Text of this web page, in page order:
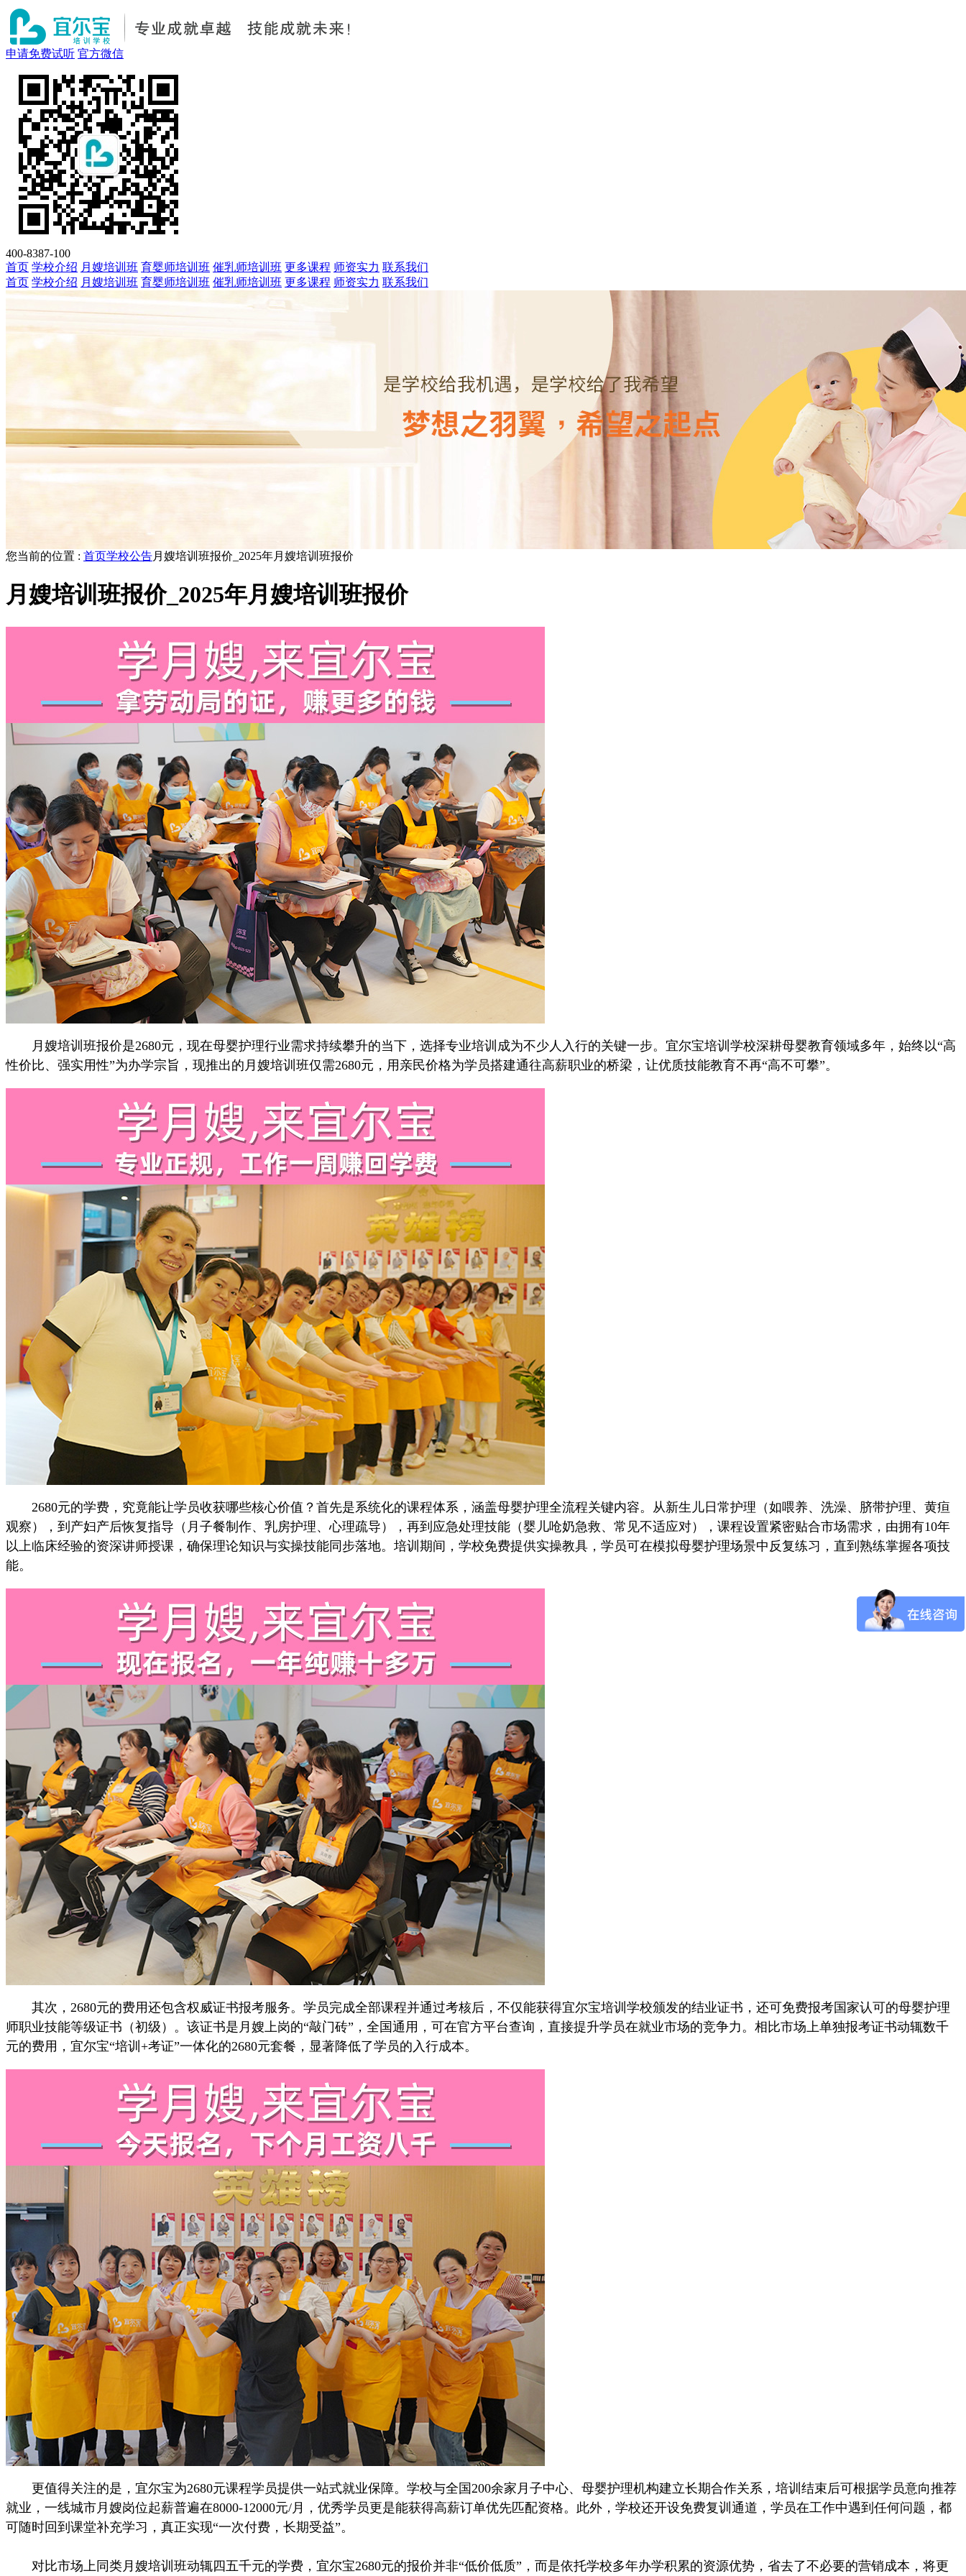
申请免费试听 官方微信
400-8387-100
首页 学校介绍 月嫂培训班 育婴师培训班 催乳师培训班 更多课程 师资实力 联系我们
首页 学校介绍 月嫂培训班 育婴师培训班 催乳师培训班 更多课程 师资实力 联系我们
您当前的位置 : 首页学校公告月嫂培训班报价_2025年月嫂培训班报价
月嫂培训班报价_2025年月嫂培训班报价
月嫂培训班报价是2680元，现在母婴护理行业需求持续攀升的当下，选择专业培训成为不少人入行的关键一步。宜尔宝培训学校深耕母婴教育领域多年，始终以“高
性价比、强实用性”为办学宗旨，现推出的月嫂培训班仅需2680元，用亲民价格为学员搭建通往高薪职业的桥梁，让优质技能教育不再“高不可攀”。
2680元的学费，究竟能让学员收获哪些核心价值？首先是系统化的课程体系，涵盖母婴护理全流程关键内容。从新生儿日常护理（如喂养、洗澡、脐带护理、黄疸
观察），到产妇产后恢复指导（月子餐制作、乳房护理、心理疏导），再到应急处理技能（婴儿呛奶急救、常见不适应对），课程设置紧密贴合市场需求，由拥有10年
以上临床经验的资深讲师授课，确保理论知识与实操技能同步落地。培训期间，学校免费提供实操教具，学员可在模拟母婴护理场景中反复练习，直到熟练掌握各项技
能。
其次，2680元的费用还包含权威证书报考服务。学员完成全部课程并通过考核后，不仅能获得宜尔宝培训学校颁发的结业证书，还可免费报考国家认可的母婴护理
师职业技能等级证书（初级）。该证书是月嫂上岗的“敲门砖”，全国通用，可在官方平台查询，直接提升学员在就业市场的竞争力。相比市场上单独报考证书动辄数千
元的费用，宜尔宝“培训+考证”一体化的2680元套餐，显著降低了学员的入行成本。
更值得关注的是，宜尔宝为2680元课程学员提供一站式就业保障。学校与全国200余家月子中心、母婴护理机构建立长期合作关系，培训结束后可根据学员意向推荐
就业，一线城市月嫂岗位起薪普遍在8000-12000元/月，优秀学员更是能获得高薪订单优先匹配资格。此外，学校还开设免费复训通道，学员在工作中遇到任何问题，都
可随时回到课堂补充学习，真正实现“一次付费，长期受益”。
对比市场上同类月嫂培训班动辄四五千元的学费，宜尔宝2680元的报价并非“低价低质”，而是依托学校多年办学积累的资源优势，省去了不必要的营销成本，将更